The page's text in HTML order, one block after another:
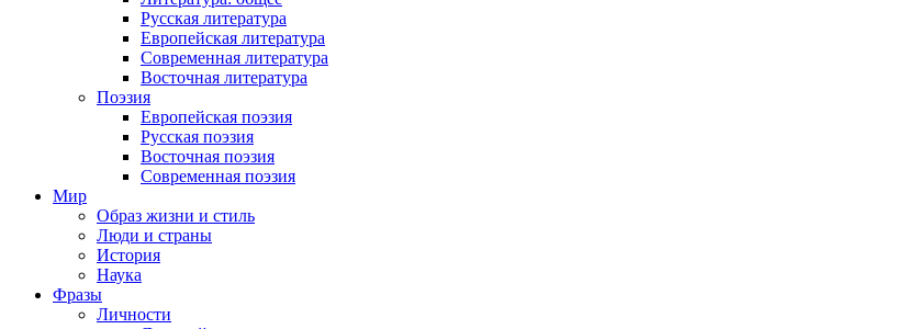
Русская литература
Европейская литература
Современная литература
Восточная литература
Поэзия
Европейская поэзия
Русская поэзия
Восточная поэзия
Современная поэзия
Мир
Образ жизни и стиль
Люди и страны
История
Наука
Фразы
Личности